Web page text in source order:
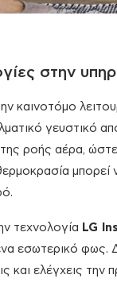
στην
καινοτόμο
γευστικό
ροής αέρα,
μπορεί
τεχνολογία LG
εσωτερικό φως.
και ελέγχεις την